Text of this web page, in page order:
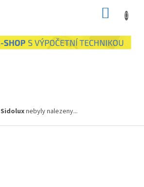
Sidoluxnebyly nalezeny...